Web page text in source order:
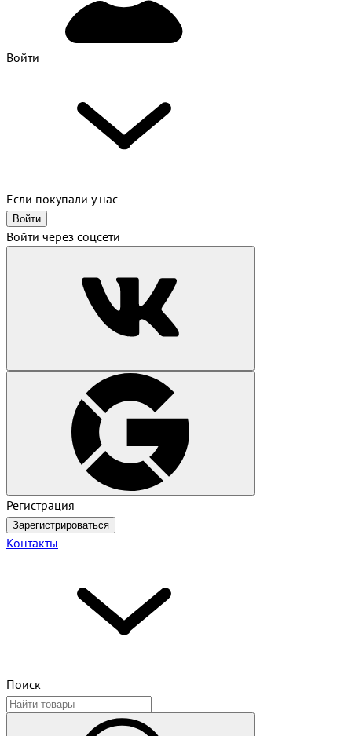
Войти
Если покупали у нас
Войти
Войти через соцсети
Регистрация
Зарегистрироваться
Контакты
Поиск